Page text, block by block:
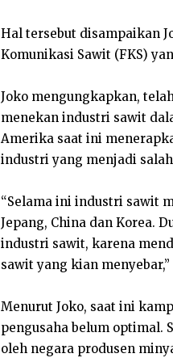
Hal tersebut disampaikan
Komunikasi Sawit (FKS)
Joko mengungkapkan,
menekan industri sawit
Amerika saat ini
industri yang menjadi
“Selama ini industri sawit
Jepang, China dan Korea.
industri sawit, karena
sawit yang kian menyebar,”
Menurut Joko, saat ini
pengusaha belum optimal.
oleh negara produsen